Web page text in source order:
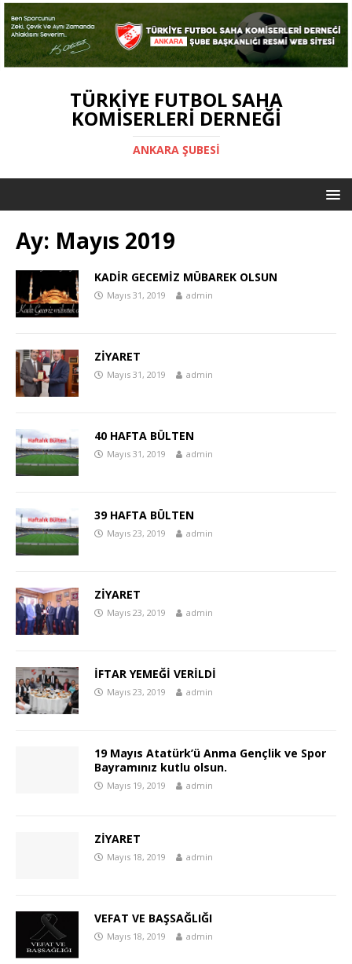
TÜRKIYE FUTBOL SAHA
KOMISERLERI DERNEĞI
ANKARA ŞUBESİ
Ay: Mayıs 2019
KADİR GECEMİZ MÜBAREK OLSUN
Mayıs 31, 2019 admin
ZİYARET
Mayıs 31, 2019 admin
40 HAFTA BÜLTEN
Mayıs 31, 2019 admin
39 HAFTA BÜLTEN
Mayıs 23, 2019 admin
ZİYARET
Mayıs 23, 2019 admin
İFTAR YEMEĞİ VERİLDİ
Mayıs 23, 2019 admin
19 Mayıs Atatürk’ü Anma Gençlik ve Spor
Bayramınız kutlu olsun.
Mayıs 19, 2019 admin
ZİYARET
Mayıs 18, 2019 admin
VEFAT VE BAŞSAĞLIĞI
Mayıs 18, 2019 admin